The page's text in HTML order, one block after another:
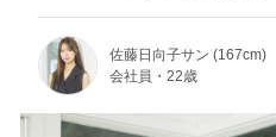
佐藤日向子サン (167cm)
会社員・22歳